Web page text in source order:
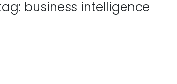
business intelligence